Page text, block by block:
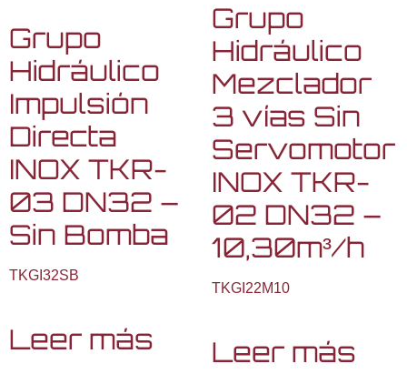
Grupo
Hidráulico
Impulsión
Directa
INOX TKR-
03 DN32 –
Sin Bomba
TKGI32SB
Leer más
Grupo
Hidráulico
Mezclador
3 vías Sin
Servomotor
INOX TKR-
02 DN32 –
10,30m³/h
TKGI22M10
Leer más